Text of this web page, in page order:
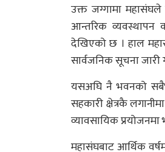
उक्त जग्गामा
आन्तरिक व्यवस्थापन
देखिएको छ । हाल
सार्वजनिक सूचना जारी
यसअघि नै भवनको
सहकारी क्षेत्रकै
व्यावसायिक
महासंघबाट आर्थिक